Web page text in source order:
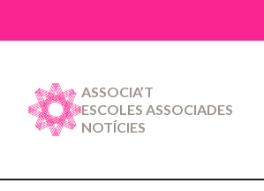
ASSOCIA’T
ESCOLES ASSOCIADES
NOTÍCIES